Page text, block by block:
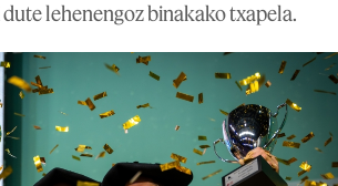
dute lehenengoz binakako txapela.